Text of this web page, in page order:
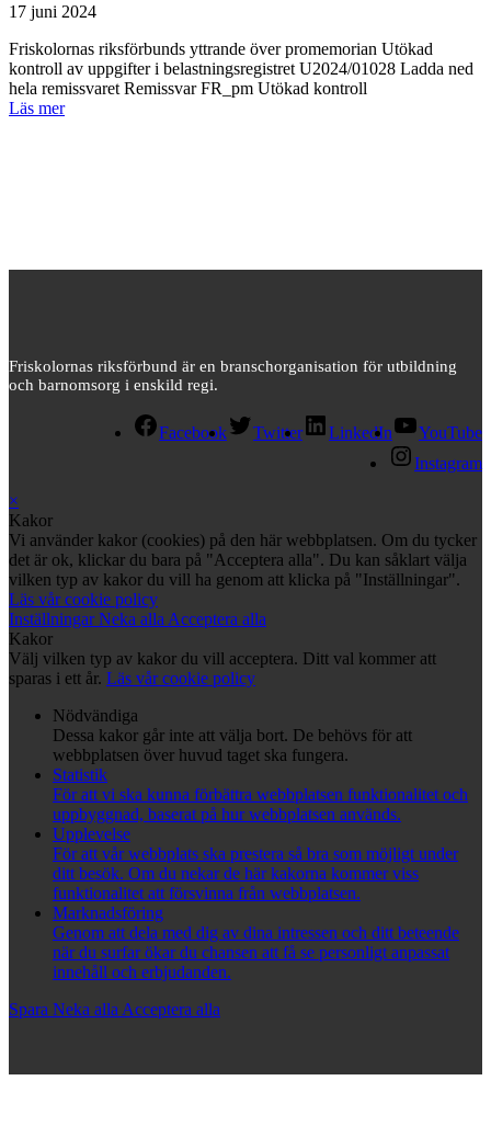
17 juni 2024
Friskolornas riksförbunds yttrande över promemorian Utökad
kontroll av uppgifter i belastningsregistret U2024/01028 Ladda ned
hela remissvaret Remissvar FR_pm Utökad kontroll
Läs mer
Friskolornas riksförbund är en branschorganisation för utbildning
och barnomsorg i enskild regi.
Facebook Twitter LinkedIn
YouTube
Instagram
×
Kakor
Vi använder kakor (cookies) på den här webbplatsen. Om du tycker
det är ok, klickar du bara på "Acceptera alla". Du kan såklart välja
vilken typ av kakor du vill ha genom att klicka på "Inställningar".
Läs vår cookie policy
InställningarNeka alla Acceptera alla
Kakor
Välj vilken typ av kakor du vill acceptera. Ditt val kommer att
sparas i ett år. Läs vår cookie policy
Nödvändiga
Dessa kakor går inte att välja bort. De behövs för att
webbplatsen över huvud taget ska fungera.
Statistik
För att vi ska kunna förbättra webbplatsen funktionalitet och
uppbyggnad, baserat på hur webbplatsen används.
Upplevelse
För att vår webbplats ska prestera så bra som möjligt under
ditt besök. Om du nekar de här kakorna kommer viss
funktionalitet att försvinna från webbplatsen.
Marknadsföring
Genom att dela med dig av dina intressen och ditt beteende
när du surfar ökar du chansen att få se personligt anpassat
innehåll och erbjudanden.
Spara Neka alla Acceptera alla